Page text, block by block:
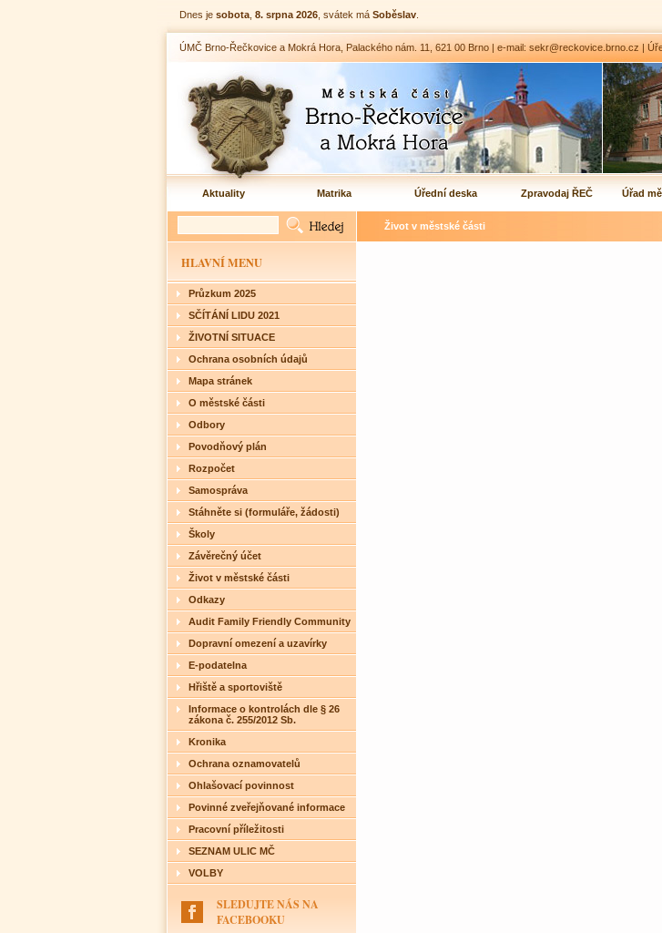
Dnes je sobota 8. srpna 2026 , svátek má Soběslav
ÚMČ Brno-Řečkovice a Mokrá Hora, Palackého nám. 11, 621 00 Brno | e-mail: sekr@reckovice.brno.cz |
Aktuality Matrika Úřední deska Zpravodaj ŘEČ Úřad
HLAVNÍ MENU
Průzkum 2025
SČÍTÁNÍ LIDU 2021
ŽIVOTNÍ SITUACE
Ochrana osobních údajů
Mapa stránek
O městské části
Odbory
Povodňový plán
Rozpočet
Samospráva
Stáhněte si (formuláře, žádosti)
Školy
Závěrečný účet
Život v městské části
Odkazy
Audit Family Friendly Community
Dopravní omezení a uzavírky
E-podatelna
Hřiště a sportoviště
Informace o kontrolách dle § 26
zákona č. 255/2012 Sb.
Kronika
Ochrana oznamovatelů
Ohlašovací povinnost
Povinné zveřejňované informace
Pracovní příležitosti
SEZNAM ULIC MČ
VOLBY
SLEDUJTE NÁS NA
FACEBOOKU
Život v městské části